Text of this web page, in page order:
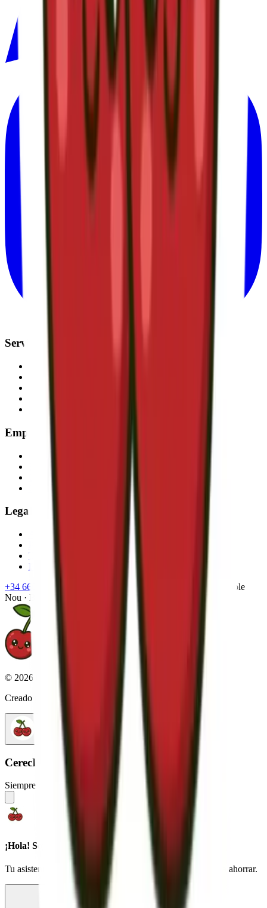
Servicios
Seguros y Alarmas
Empresa
Contacto
Legal
Política de Privacidad
Términos y Condiciones
Política de Cookies
+34 666 207 398
info@cerecilla.com
C/ Lope de Vega 10, Poble
Nou · Barcelona 08005
© 2026 Cerecilla. Todos los derechos reservados.
Creado por XenaCode
CerecIA
Siempre disponible
¡Hola! Soy CerecIA
Tu asistente virtual de Cerecilla. Estoy aquí para ayudarte a ahorrar.